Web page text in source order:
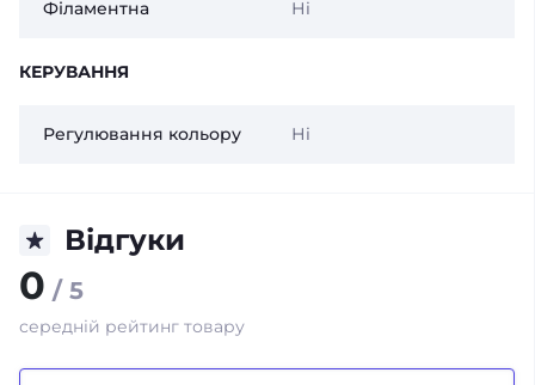
Філаментна Ні
КЕРУВАННЯ
Регулювання кольору Ні
Відгуки
0 / 5
середній рейтинг товару